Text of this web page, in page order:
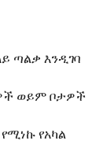
ጣልቃ እንዲገባ
ወይም ቦታዎች
የአካል